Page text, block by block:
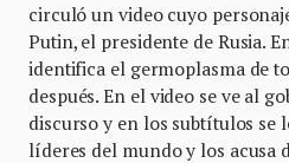
circuló un video cuyo
Putin, el presidente de Rusia.
identifica el germoplasma de
después. En el video se ve al
discurso y en los subtítulos se
líderes del mundo y los acusa